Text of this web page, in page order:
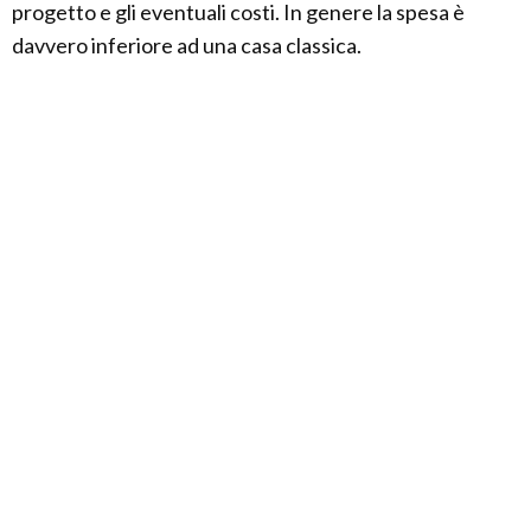
progetto e gli eventuali costi. In genere la spesa è
davvero inferiore ad una casa classica.